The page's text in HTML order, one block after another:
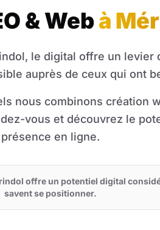
& Webà
le digital offre un levier
auprès de ceux qui ont
nous combinons création
vous et découvrez le
présence en ligne.
offre un potentiel digital
savent se positionner.